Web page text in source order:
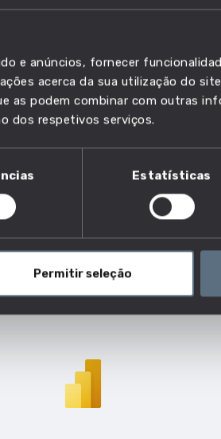
e anúncios, fornecer
acerca da sua utilização do
as podem combinar com outras
dos respetivos serviços.
Estatísticas
Permitir seleção
Diretor artístico, Diretor de
esta profissão e desta forma
do risco de esta profissão,